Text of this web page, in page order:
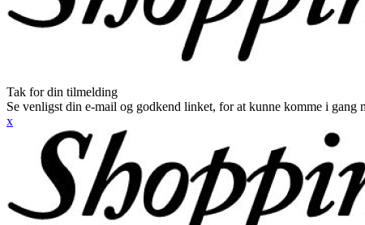
Tak for din tilmelding
Se venligst din e-mail og godkend linket, for at kunne komme i gang
x